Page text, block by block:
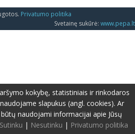
Privatumo politika
Svetainę sukūrė: www.pepa.lt
kokybę, statistiniais ir rinkodaros
slapukus (angl. cookies). Ar
naudojami informacijai apie Jūsų
Sutinku | Nesutinku | Privatumo politika